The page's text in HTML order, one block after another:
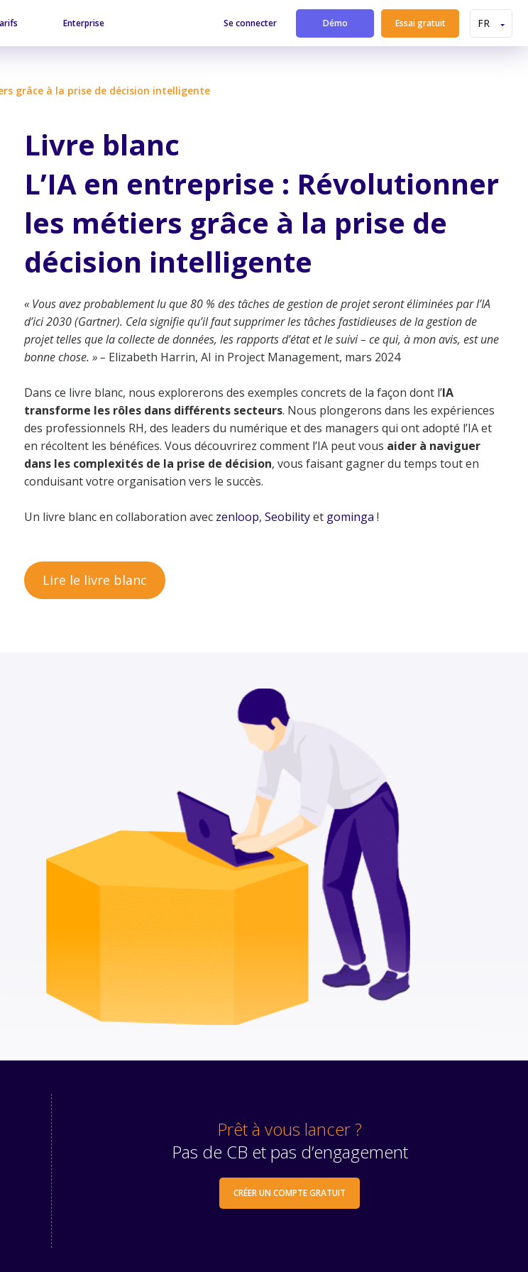
Enterprise Se connecter Démo Essai gratuit
grâce à la prise de décision intelligente
Livre blanc
L’IA en entreprise : Révolutionner
les métiers grâce à la prise de
décision intelligente
« Vous avez probablement lu que 80 % des tâches de gestion de projet seront éliminées par l’IA
d’ici 2030 (Gartner). Cela signifie qu’il faut supprimer les tâches fastidieuses de la gestion de
projet telles que la collecte de données, les rapports d’état et le suivi – ce qui, à mon avis, est une
bonne chose. »– Elizabeth Harrin, AI in Project Management, mars 2024
Dans ce livre blanc, nous explorerons des exemples concrets de la façon dont l’IA
transforme les rôles dans différents secteurs. Nous plongerons dans les expériences
des professionnels RH, des leaders du numérique et des managers qui ont adopté l’IA et
en récoltent les bénéfices. Vous découvrirez comment l’IA peut vous aider à naviguer
dans les complexités de la prise de décision, vous faisant gagner du temps tout en
conduisant votre organisation vers le succès.
Un livre blanc en collaboration avec zenloop, Seobilityet gominga !
Lire le livre blanc
Prêt à vous lancer ?
Pas de CB et pas d’engagement
CRÉER UN COMPTE GRATUIT